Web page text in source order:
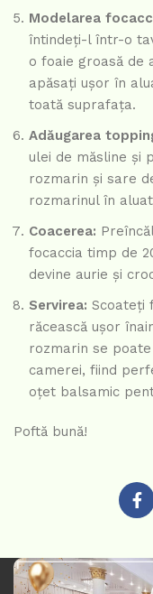
Modelarea
întindeți-l într-o
o foaie groasă de
apăsați ușor în
toată suprafața.
Adăugarea
ulei de măsline și
rozmarin și sare
rozmarinul în
Coacerea:
focaccia timp de
devine aurie și
Servirea: Scoateți
răcească ușor
rozmarin se
camerei, fiind
oțet balsamic
Poftă bună!